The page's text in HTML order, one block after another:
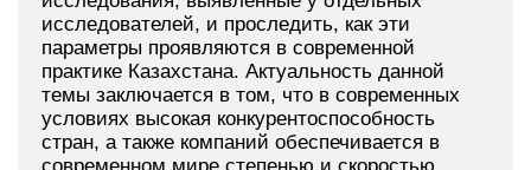
исследователей, и проследить, как эти
параметры проявляются в современной
практике Казахстана. Актуальность данной
темы заключается в том, что в современных
условиях высокая конкурентоспособность
стран, а также компаний обеспечивается в